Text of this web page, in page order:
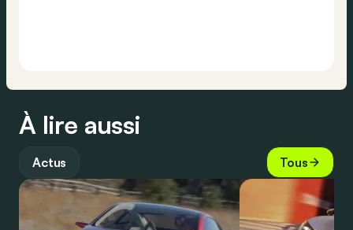
À lire aussi
Actus Tous